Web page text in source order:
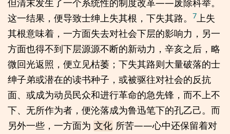
这一结果，便导致士绅上失其根，下失其路。 7 上失
其根意味着，一方面失去对社会下层的影响力，另一
方面也得不到下层源源不断的新动力，辛亥之后，略
微回光返照，便立见枯萎；下失其路则大量破落的士
绅子弟或潜在的读书种子，或被驱往对社会的反抗
面、或成为动员民众和进行革命的急先锋，而不上不
下、无所作为者，便沦落成为鲁迅笔下的孔乙己。而
另外一些，一方面为 文化 所苦——心中还保留着对